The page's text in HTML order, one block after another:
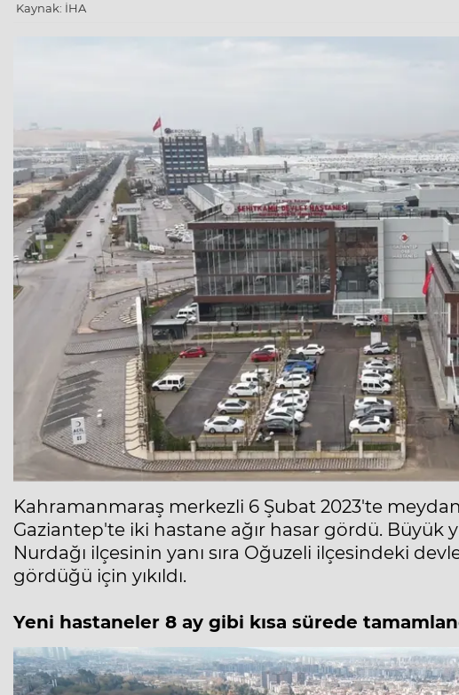
Kaynak: İHA
Kahramanmaraş merkezli 6 Şubat 2023'te
Gaziantep'te iki hastane ağır hasar gördü. Büyük
Nurdağı ilçesinin yanı sıra Oğuzeli ilçesindeki
gördüğü için yıkıldı.
Yeni hastaneler 8 ay gibi kısa sürede